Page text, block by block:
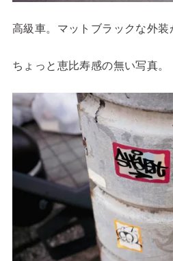
高級車。マットブラックな外装
ちょっと恵比寿感の無い写真。